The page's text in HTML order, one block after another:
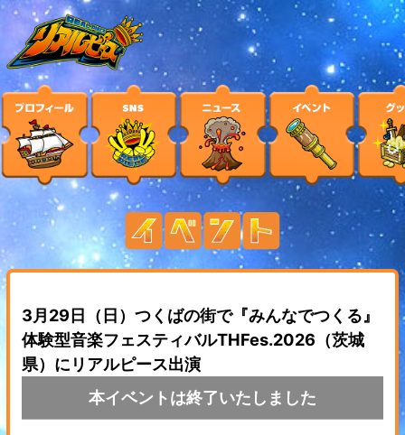
3月29日（日）つくばの街で『みんなでつくる』
体験型音楽フェスティバルTHFes.2026（茨城
県）にリアルピース出演
本イベントは終了いたしました